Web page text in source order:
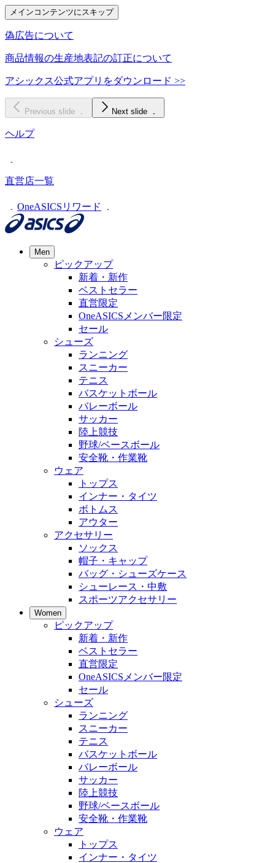
メインコンテンツにスキップ
偽広告について
商品情報の生産地表記の訂正について
アシックス公式アプリをダウンロード >>
Previous slide Next slide
ヘルプ
直営店一覧
OneASICSリワード
Men
ピックアップ
新着・新作
ベストセラー
直営限定
OneASICSメンバー限定
セール
シューズ
ランニング
スニーカー
テニス
バスケットボール
バレーボール
サッカー
陸上競技
野球/ベースボール
安全靴・作業靴
ウェア
トップス
インナー・タイツ
ボトムス
アウター
アクセサリー
ソックス
帽子・キャップ
バッグ・シューズケース
シューレース・中敷
スポーツアクセサリー
Women
ピックアップ
新着・新作
ベストセラー
直営限定
OneASICSメンバー限定
セール
シューズ
ランニング
スニーカー
テニス
バスケットボール
バレーボール
サッカー
陸上競技
野球/ベースボール
安全靴・作業靴
ウェア
トップス
インナー・タイツ